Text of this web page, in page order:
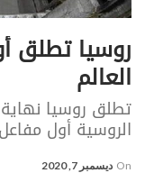
روسيا تطلق
العالم
تطلق روسيا
الروسية أول
On ديسمبر 7, 2020